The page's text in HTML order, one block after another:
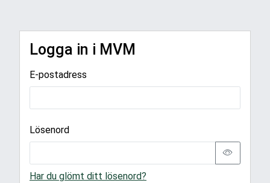
Logga in i MVM
E-postadress
Lösenord
Har du glömt ditt lösenord?